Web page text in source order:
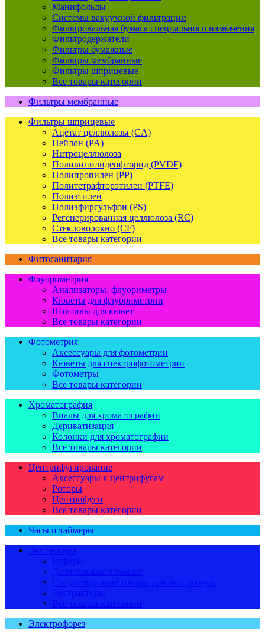
Манифольды
Системы вакуумной фильтрации
Фильтровальная бумага специального назначения
Фильтродержатели
Фильтры бумажные
Фильтры мембранные
Фильтры шприцевые
Все товары категории
Фильтры мембранные
Фильтры шприцевые
Ацетат целлюлозы (CA)
Нейлон (PA)
Нитроцеллюлоза
Поливинилиденфторид (PVDF)
Полипропилен (PP)
Политетрафторэтилен (PTFE)
Полиэтилен
Полиэфирсульфон (PS)
Регенерированная целлюлоза (RC)
Стекловолокно (CF)
Все товары категории
Фитосанитария
Флуориметрия
Анализаторы, флуориметры
Кюветы для флуориметрии
Штативы для кювет
Все товары категории
Фотометрия
Аксессуары для фотометрии
Кюветы для спектрофотометрии
Фотометры
Все товары категории
Хроматография
Виалы для хроматографии
Дериватизация
Колонки для хроматографии
Все товары категории
Центрифугирование
Аксессуары к центрифугам
Роторы
Центрифуги
Все товары категории
Часы и таймеры
Экстракция
Буферы
Делительные воронки
Сопутствующие товары для экстракции
Экстракторы
Все товары категории
Электрофорез